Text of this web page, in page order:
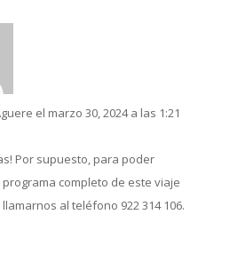
el marzo 30, 2024 a las 1:21
Por supuesto, para poder
completo de este viaje
al teléfono 922 314 106.